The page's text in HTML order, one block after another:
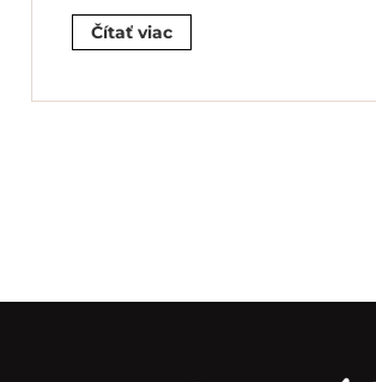
Čítať viac